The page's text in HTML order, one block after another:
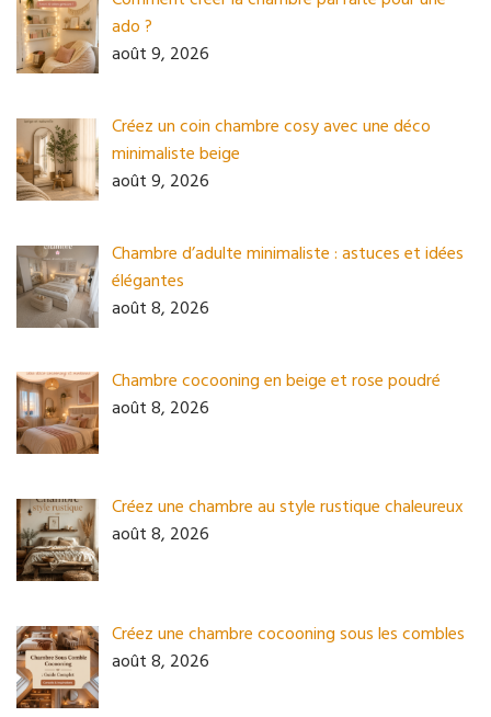
ado ?
août 9, 2026
Créez un coin chambre cosy avec une déco
minimaliste beige
août 9, 2026
Chambre d’adulte minimaliste : astuces et idées
élégantes
août 8, 2026
Chambre cocooning en beige et rose poudré
août 8, 2026
Créez une chambre au style rustique chaleureux
août 8, 2026
Créez une chambre cocooning sous les combles
août 8, 2026